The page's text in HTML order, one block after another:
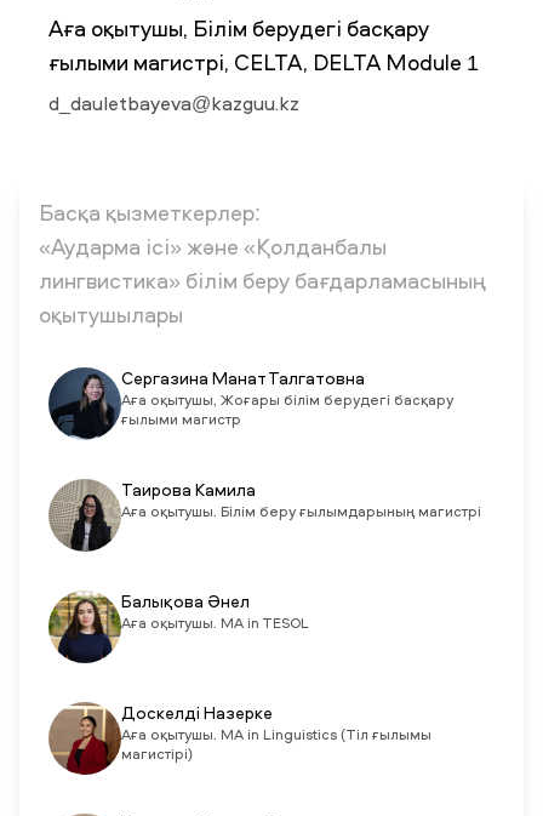
ЖАҢАЛЫҚТАРБАҚ БІЗ ТУРАЛЫЖҰМЫС ОРЫНДАРЫ ҚЫЗМЕТКЕРЛЕР
Аға оқытушы, Білім берудегі басқару
ғылыми магистрі, CELTA, DELTA Module 1
d_dauletbayeva@kazguu.kz
Басқа қызметкерлер:
«Аударма ісі» және «Қолданбалы
лингвистика» білім беру бағдарламасының
оқытушылары
Сергазина Манат Талгатовна
Аға оқытушы, Жоғары білім берудегі басқару
ғылыми магистр
Таирова Камила
Аға оқытушы. Білім беру ғылымдарының магистрі
Балықова Әнел
Аға оқытушы. MA in TESOL
Доскелді Назерке
Аға оқытушы. MA in Linguistics (Тіл ғылымы
магистірі)